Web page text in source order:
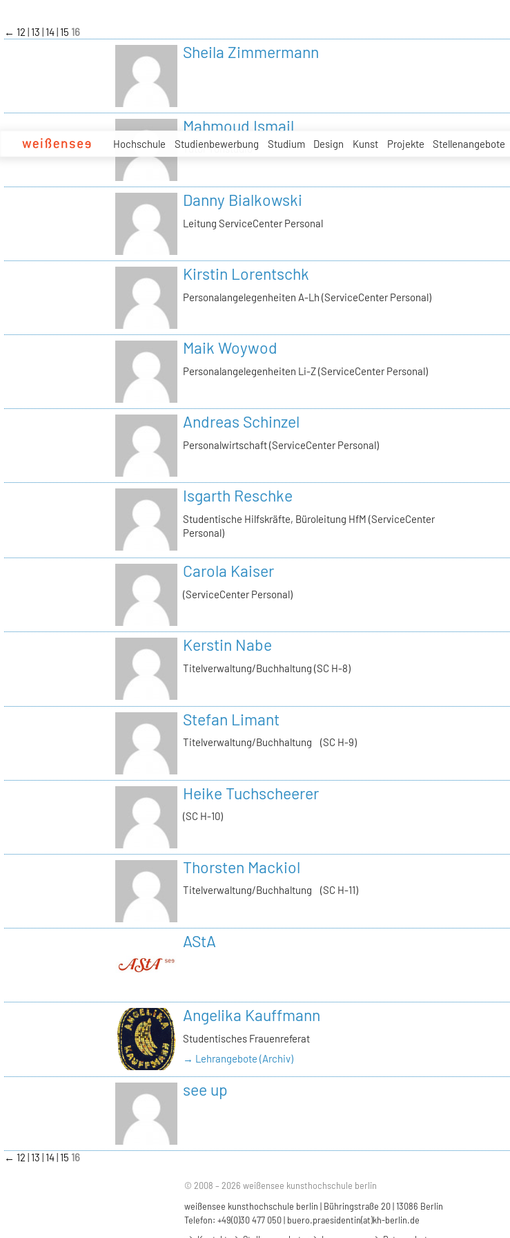
Hochschule Studienbewerbung Studium Design Kunst Projekte Stellenangebote
← 12 13 14 15 16
Sheila Zimmermann
Mahmoud Ismail
Tutor Tonstudio
Danny Bialkowski
Leitung ServiceCenter Personal
Kirstin Lorentschk
Personalangelegenheiten A-Lh (ServiceCenter Personal)
Maik Woywod
Personalangelegenheiten Li-Z (ServiceCenter Personal)
Andreas Schinzel
Personalwirtschaft (ServiceCenter Personal)
Isgarth Reschke
Studentische Hilfskräfte, Büroleitung HfM (ServiceCenter
Personal)
Carola Kaiser
(ServiceCenter Personal)
Kerstin Nabe
Titelverwaltung/Buchhaltung (SC H-8)
Stefan Limant
Titelverwaltung/Buchhaltung (SC H-9)
Heike Tuchscheerer
(SC H-10)
Thorsten Mackiol
Titelverwaltung/Buchhaltung (SC H-11)
AStA
Angelika Kauffmann
Studentisches Frauenreferat
→ Lehrangebote (Archiv)
see up
← 12 13 14 15 16
© 2008 – 2026 weißensee kunsthochschule berlin
weißensee kunsthochschule berlin | Bühringstraße 20 | 13086 Berlin
Telefon: +49(0)30 477 050 | buero.praesidentin(at)kh-berlin.de